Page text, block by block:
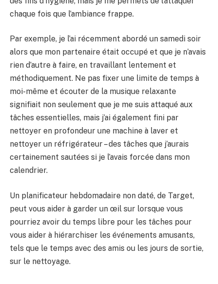
chaque fois que l’ambiance frappe.
Par exemple, je l’ai récemment abordé un samedi soir
alors que mon partenaire était occupé et que je n’avais
rien d’autre à faire, en travaillant lentement et
méthodiquement. Ne pas fixer une limite de temps à
moi-même et écouter de la musique relaxante
signifiait non seulement que je me suis attaqué aux
tâches essentielles, mais j’ai également fini par
nettoyer en profondeur une machine à laver et
nettoyer un réfrigérateur – des tâches que j’aurais
certainement sautées si je l’avais forcée dans mon
calendrier.
Un planificateur hebdomadaire non daté, de Target,
peut vous aider à garder un œil sur lorsque vous
pourriez avoir du temps libre pour les tâches pour
vous aider à hiérarchiser les événements amusants,
tels que le temps avec des amis ou les jours de sortie,
sur le nettoyage.